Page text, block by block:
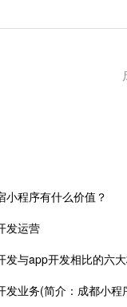
小程序有什么价值？
发运营
发与app开发相比的六